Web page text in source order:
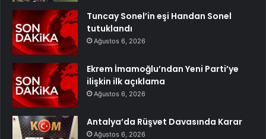
Tuncay Sonel’in eşi Handan Sonel
tutuklandı
Ağustos 6, 2026
Ekrem İmamoğlu’ndan Yeni Parti’ye
ilişkin ilk açıklama
Ağustos 6, 2026
Antalya’da Rüşvet Davasında Karar
Ağustos 6, 2026